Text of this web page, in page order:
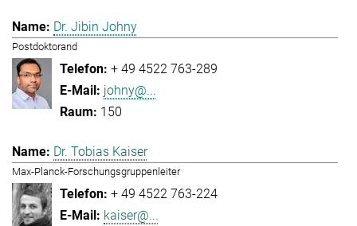
Dr. Jibin Johny
Postdoktorand
+ 49 4522 763-289
johny@...
150
Dr. Tobias Kaiser
Max-Planck-Forschungsgruppenleiter
+ 49 4522 763-224
kaiser@...